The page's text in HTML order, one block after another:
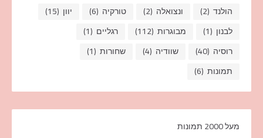
הולנד (2) ונצואלה (2) טורקיה (6) יוון (15)
לבנון (1) מבוגרות (112) רגליים (1)
רוסיה (40) שוודיה (4) שחורות (1)
תמונות (6)
מעל 2000 תמונות